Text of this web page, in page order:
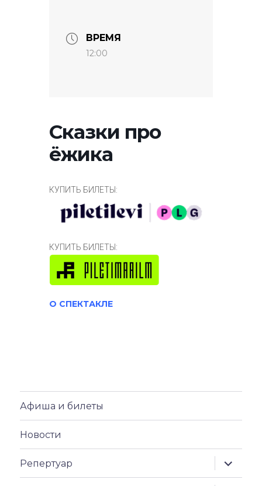
ВРЕМЯ
12:00
Сказки про
ёжика
КУПИТЬ БИЛЕТЫ:
КУПИТЬ БИЛЕТЫ:
О СПЕКТАКЛЕ
Афиша и билеты
Новости
Репертуар
меню